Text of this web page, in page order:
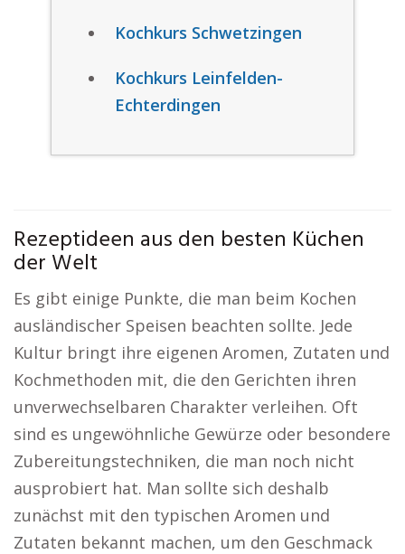
Kochkurs Schwetzingen
Kochkurs Leinfelden-
Echterdingen
Rezeptideen aus den besten Küchen
der Welt
Es gibt einige Punkte, die man beim Kochen
ausländischer Speisen beachten sollte. Jede
Kultur bringt ihre eigenen Aromen, Zutaten und
Kochmethoden mit, die den Gerichten ihren
unverwechselbaren Charakter verleihen. Oft
sind es ungewöhnliche Gewürze oder besondere
Zubereitungstechniken, die man noch nicht
ausprobiert hat. Man sollte sich deshalb
zunächst mit den typischen Aromen und
Zutaten bekannt machen, um den Geschmack